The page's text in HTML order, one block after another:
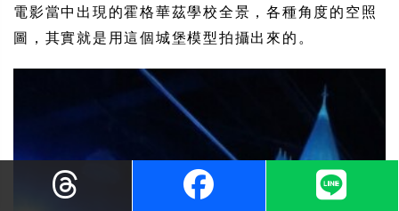
電影當中出現的霍格華茲學校全景，各種角度的空照
圖，其實就是用這個城堡模型拍攝出來的。